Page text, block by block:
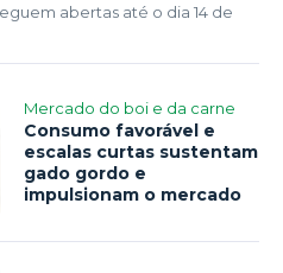
abertas até o dia 14 de
Mercado do boi e da carne
Consumo favorável e
escalas curtas sustentam
gado gordo e
impulsionam o mercado